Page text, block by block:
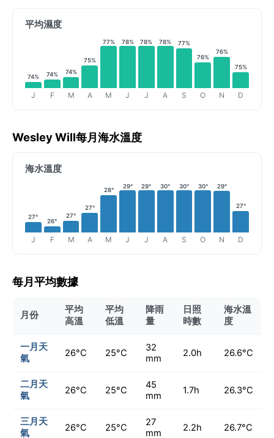
平均濕度
74%
J
74%
F
74%
M
75%
A
77%
M
78%
J
78%
J
78%
A
77%
S
76%
O
76%
N
75%
D
Wesley Will每月海水溫度
海水溫度
27°
J
26°
F
27°
M
27°
A
28°
M
29°
J
29°
J
30°
A
30°
S
30°
O
29°
N
27°
D
每月平均數據
月份
平均
高溫
平均
低溫
降雨
量
日照
時數
海水溫
度
一月天
氣
26°C 25°C
32
mm
2.0h 26.6°C
二月天
氣
26°C 25°C
45
mm
1.7h 26.3°C
三月天
氣
26°C 25°C
27
mm
2.2h 26.7°C